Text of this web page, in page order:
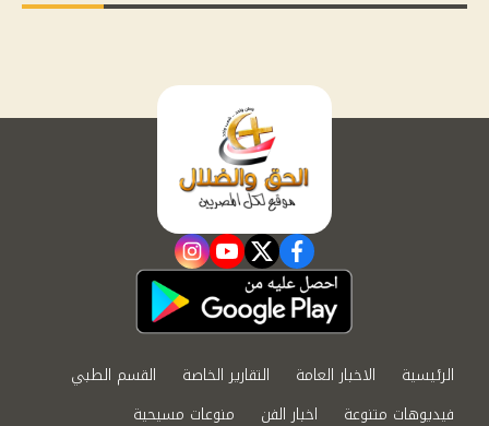
facebook
twitter
youtube
instagram
الرئيسية الاخبار العامة التقارير الخاصة
القسم الطبي
فيديوهات متنوعة
اخبار الفن منوعات مسيحية